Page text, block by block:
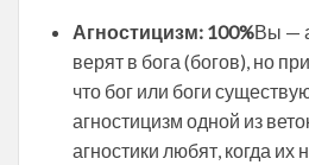
Агностицизм: 100%Вы —
верят в бога (богов), но
что бог или боги
агностицизм одной из
агностики любят, когда